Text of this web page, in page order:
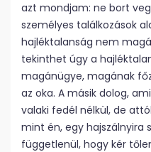
azt mondjam: ne bort
személyes találkozások
hajléktalanság nem
tekinthet úgy a
magánügye, magának
az oka. A másik dolog,
valaki fedél nélkül, de
mint én, egy hajszálnyira
függetlenül, hogy kér